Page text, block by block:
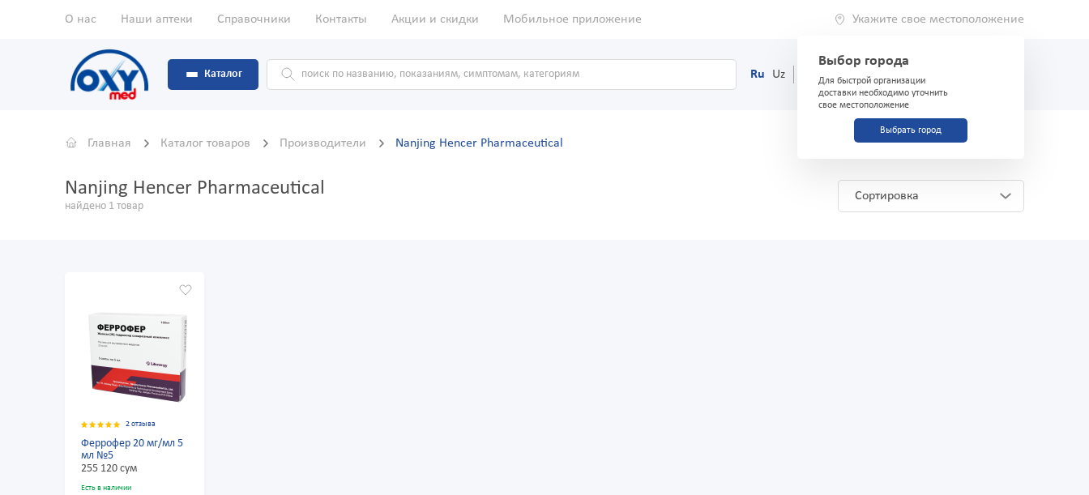
О нас Наши аптеки Справочники Контакты Акции и скидки Мобильное приложение Укажите свое местоположение
Выбор города
Для быстрой организации
доставки необходимо уточнить
свое местоположение
Выбрать город
Каталог Ru Uz (71) 200-03-03
Главная Каталог товаров Производители Nanjing Hencer Pharmaceutical
Nanjing Hencer Pharmaceutical
найдено 1 товар
Сортировка
2 отзыва
Феррофер 20 мг/мл 5
мл №5
255 120 сум
Есть в наличии